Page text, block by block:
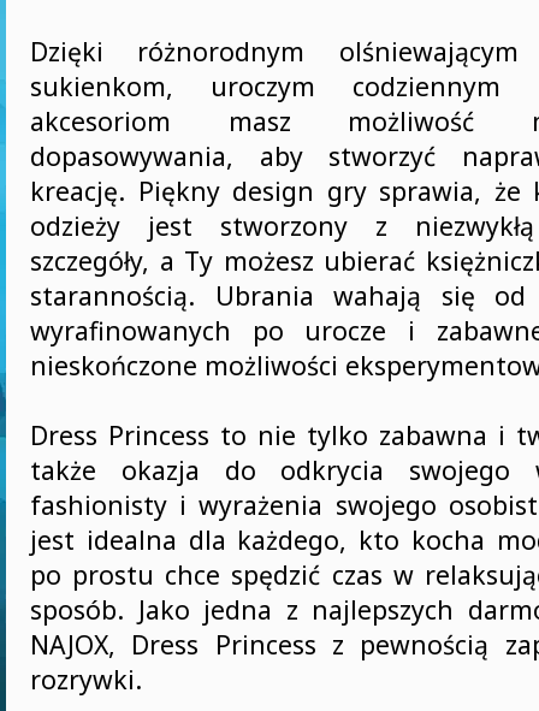
Dzięki różnorodnym olśniewającym
sukienkom, uroczym codziennym
akcesoriom masz możliwość
dopasowywania, aby stworzyć
kreację. Piękny design gry sprawia, że
odzieży jest stworzony z
szczegóły, a Ty możesz ubierać
starannością. Ubrania wahają się
wyrafinowanych po urocze i
nieskończone możliwości
Dress Princess to nie tylko zabawna i
także okazja do odkrycia swojego
fashionisty i wyrażenia swojego
jest idealna dla każdego, kto kocha
po prostu chce spędzić czas w
sposób. Jako jedna z najlepszych
NAJOX, Dress Princess z pewnością
rozrywki.